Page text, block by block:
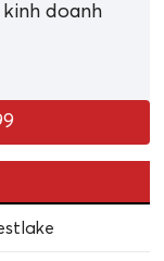
doanh